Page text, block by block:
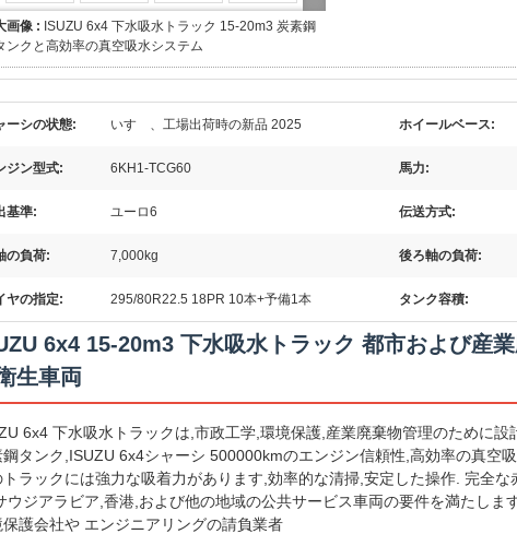
画像 : ISUZU 6x4 下水吸水トラック 15-20m3 炭素鋼
ンクと高効率の真空吸水システム
ーシの状態: いすゞ、工場出荷時の新品 2025 ホイールベース:
ジン型式: 6KH1-TCG60 馬力:
基準: ユーロ6 伝送方式:
の負荷: 7,000kg 後ろ軸の負荷:
ヤの指定: 295/80R22.5 18PR 10本+予備1本 タンク容積:
6x4 15-20m3 下水吸水トラック 都市および産
生車両
6x4 下水吸水トラックは,市政工学,環境保護,産業廃棄物管理のために
鋼タンク,ISUZU 6x4シャーシ 500000kmのエンジン信頼性,高効率の真空
トラックには強力な吸着力があります,効率的な清掃,安定した操作. 完全
ウジアラビア,香港,および他の地域の公共サービス車両の要件を満たしま
保護会社や エンジニアリングの請負業者